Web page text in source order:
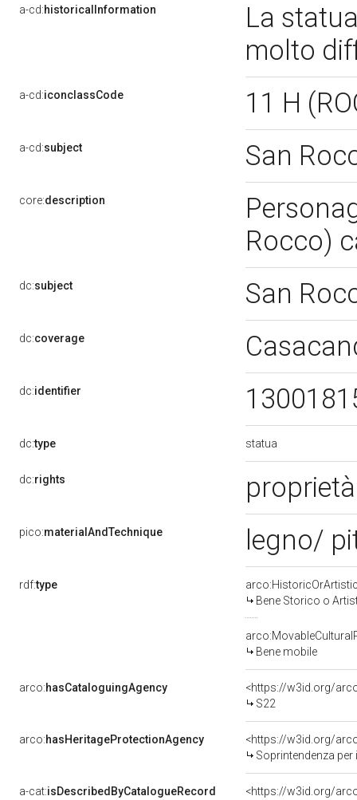
a-cd:historicalInformation
La
molto
a-cd:iconclassCode 11 H
a-cd:subject San
core:description
Rocco)
dc:subject San
dc:coverage
dc:identifier
dc:type statua
dc:rights
pico:materialAndTechnique legno/
rdf:type
Bene Storico o
Bene mobile
arco:hasCataloguingAgency
<https://w3id.org/
S22
arco:hasHeritageProtectionAgency
<https://w3id.org/
Soprintendenza
a-cat:isDescribedByCatalogueRecord
<https://w3id.org/